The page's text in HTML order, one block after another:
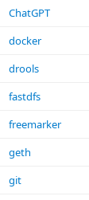
ChatGPT
docker
drools
fastdfs
freemarker
geth
git